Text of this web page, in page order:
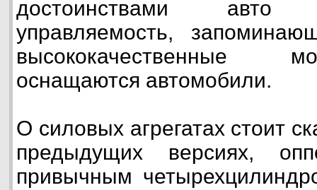
достоинствами
управляемость,
высококачественные
оснащаются автомобили.
О силовых агрегатах стоит
предыдущих версиях,
привычным